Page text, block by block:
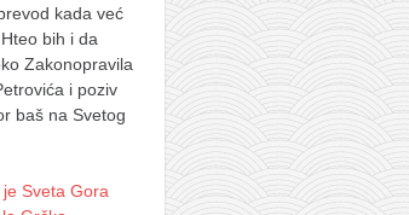
kada već
bih i da
Zakonopravila
i poziv
baš na Svetog
je Sveta Gora